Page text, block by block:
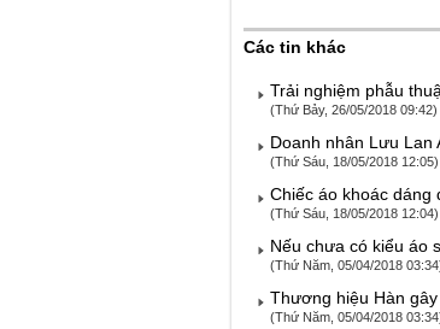
Các tin khác
Trải nghiệm phẫu
(Thứ Bảy, 26/05/2018 09:42)
Doanh nhân Lưu Lan
(Thứ Sáu, 18/05/2018 12:05)
Chiếc áo khoác dáng
(Thứ Sáu, 18/05/2018 12:04)
Nếu chưa có kiểu áo
(Thứ Năm, 05/04/2018
Thương hiệu Hàn
(Thứ Năm, 05/04/2018